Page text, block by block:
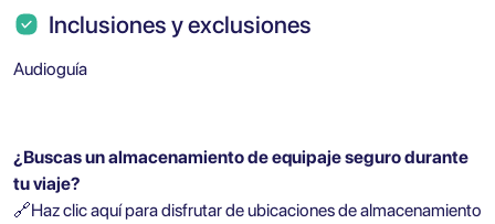
Inclusiones y exclusiones
Audioguía
¿Buscas un almacenamiento de equipaje seguro durante
tu viaje?
🔗Haz clic aquí para disfrutar de ubicaciones de almacenamiento